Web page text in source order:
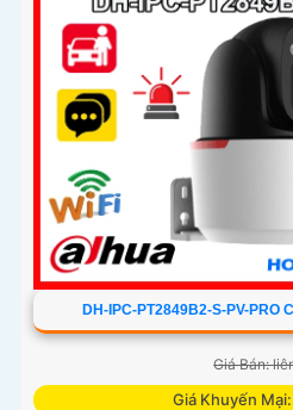
DH-IPC-PT2849B2-S-PV-PRO
Giá Bán:
Giá Khuyến